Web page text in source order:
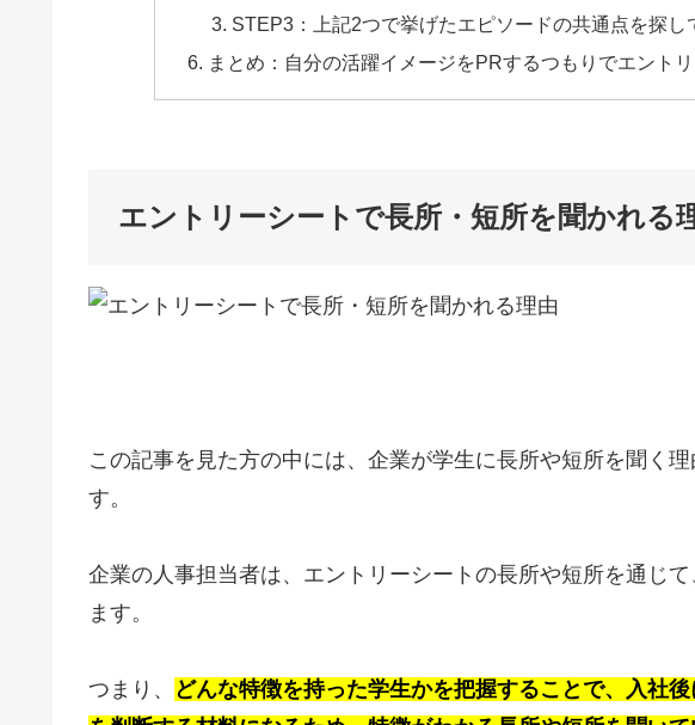
STEP3：上記2つで挙げたエピソードの共通点を探し
まとめ：自分の活躍イメージをPRするつもりでエント
エントリーシートで長所・短所を聞かれる
この記事を見た方の中には、企業が学生に長所や短所を聞く
す。
企業の人事担当者は、エントリーシートの長所や短所を通じ
ます。
つまり、 どんな特徴を持った学生かを把握することで、入社